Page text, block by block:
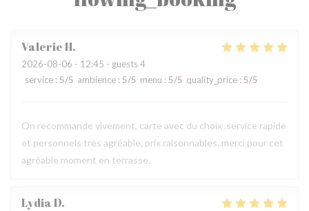
ValerieH
2026-08-06 - 12:45 - guests 4
service : 5/5 ambience : 5/5 menu : 5/5 quality_price : 5/5
On recommande vivement, carte avec du choix ,service rapide
et personnels très agréable, prix raisonnables..merci pour cet
agréable moment en terrasse.
LydiaD